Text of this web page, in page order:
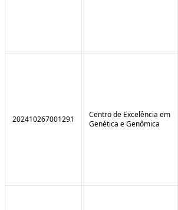
202410267001291
Centro de Excelência em
Genética e Genômica